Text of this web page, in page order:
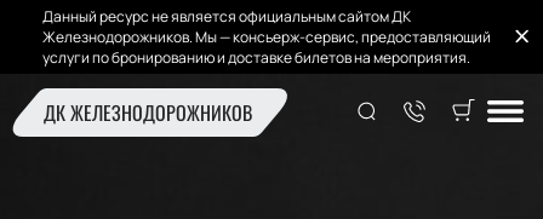
Данный ресурс не является официальным сайтом ДК
Железнодорожников. Мы — консьерж-сервис, предоставляющий
услуги по бронированию и доставке билетов на мероприятия.
ДК ЖЕЛЕЗНОДОРОЖНИКОВ